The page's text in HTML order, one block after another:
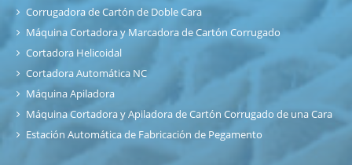
Corrugadora de Cartón de Doble Cara
Máquina Cortadora y Marcadora de Cartón Corrugado
Cortadora Helicoidal
Cortadora Automática NC
Máquina Apiladora
Máquina Cortadora y Apiladora de Cartón Corrugado de una Cara
Estación Automática de Fabricación de Pegamento